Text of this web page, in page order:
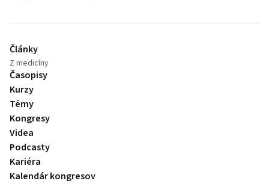
Články
Z medicíny
Časopisy
Kurzy
Témy
Kongresy
Videa
Podcasty
Kariéra
Kalendár kongresov